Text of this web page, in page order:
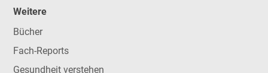
Weitere
Bücher
Fach-Reports
Gesundheit verstehen